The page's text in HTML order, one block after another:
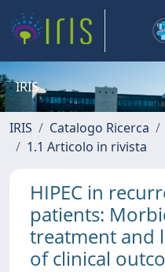
IRIS
IRIS Catalogo Ricerca
1.1 Articolo in rivista
HIPEC in
patients:
treatment and
of clinical